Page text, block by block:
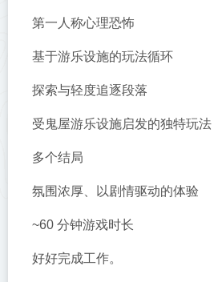
第一人称心理恐怖
基于游乐设施的玩法循环
探索与轻度追逐段落
受鬼屋游乐设施启发的独特玩法
多个结局
氛围浓厚、以剧情驱动的体验
~60 分钟游戏时长
好好完成工作。